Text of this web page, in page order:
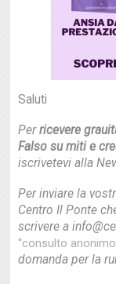
Saluti
Perricevere
Falso su miti e
iscrivetevi alla
Per inviare la
Centro Il Ponte
scrivere a
“consulto anonimo
domanda per la